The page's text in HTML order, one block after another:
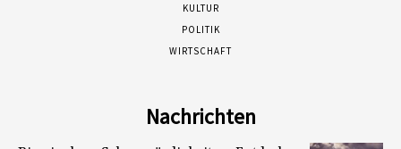
KULTUR
POLITIK
WIRTSCHAFT
Nachrichten